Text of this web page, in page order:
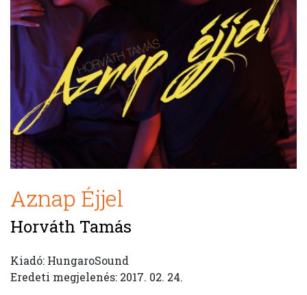
Aznap Éjjel
Horváth Tamás
Kiadó: HungaroSound
Eredeti megjelenés: 2017. 02. 24.